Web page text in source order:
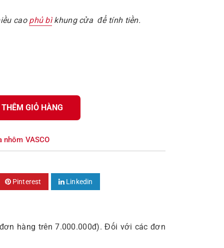
cao phủ bìkhung cửa để tính tiền.
THÊM GIỎ HÀNG
nhôm VASCO
Pinterest Linkedin
hàng trên 7.000.000đ). Đối với các đơn